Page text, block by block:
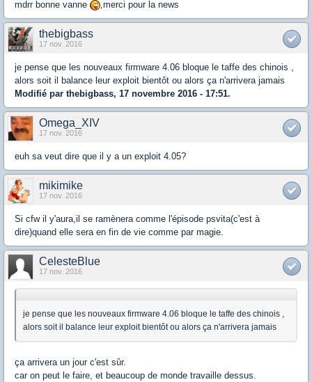
mdrr bonne vanne ,merci pour la news
thebigbass
17 nov. 2016
je pense que les nouveaux firmware 4.06 bloque le taffe des chinois ,
alors soit il balance leur exploit bientôt ou alors ça n'arrivera jamais
Modifié par thebigbass, 17 novembre 2016 - 17:51.
Omega_XIV
17 nov. 2016
euh sa veut dire que il y a un exploit 4.05?
mikimike
17 nov. 2016
Si cfw il y'aura,il se ramènera comme l'épisode psvita(c'est à
dire)quand elle sera en fin de vie comme par magie.
CelesteBlue
17 nov. 2016
je pense que les nouveaux firmware 4.06 bloque le taffe des chinois ,
alors soit il balance leur exploit bientôt ou alors ça n'arrivera jamais
ça arrivera un jour c'est sûr.
car on peut le faire, et beaucoup de monde travaille dessus.